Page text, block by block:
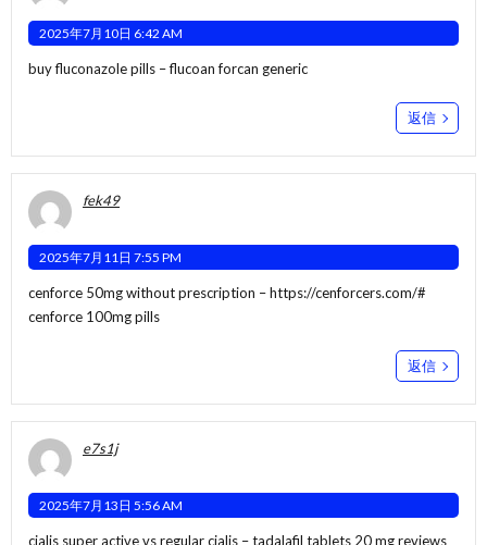
2025年7月10日 6:42 AM
buy fluconazole pills –flucoanforcan generic
返信
fek49
2025年7月11日 7:55 PM
cenforce 50mg without prescription –https://cenforcers.com/#
cenforce 100mg pills
返信
e7s1j
2025年7月13日 5:56 AM
cialis super active vs regular cialis –tadalafil tablets 20 mg reviews